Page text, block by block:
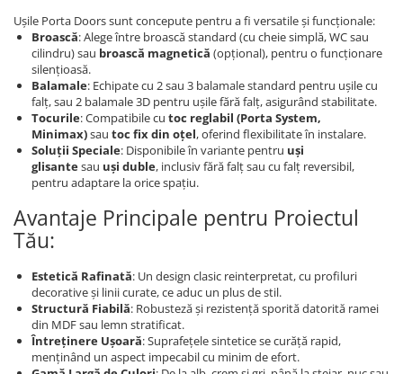
Ușile Porta Doors sunt concepute pentru a fi versatile și funcționale:
Broască: Alege între broască standard (cu cheie simplă, WC sau
cilindru) sau broască magnetică (opțional), pentru o funcționare
silențioasă.
Balamale: Echipate cu 2 sau 3 balamale standard pentru ușile cu
falț, sau 2 balamale 3D pentru ușile fără falț, asigurând stabilitate.
Tocurile: Compatibile cu toc reglabil (Porta System,
Minimax)sau toc fix din oțel, oferind flexibilitate în instalare.
Soluții Speciale: Disponibile în variante pentru uși
glisantesau uși duble, inclusiv fără falț sau cu falț reversibil,
pentru adaptare la orice spațiu.
Avantaje Principale pentru Proiectul
Tău:
Estetică Rafinată: Un design clasic reinterpretat, cu profiluri
decorative și linii curate, ce aduc un plus de stil.
Structură Fiabilă: Robusteză și rezistență sporită datorită ramei
din MDF sau lemn stratificat.
Întreținere Ușoară: Suprafețele sintetice se curăță rapid,
menținând un aspect impecabil cu minim de efort.